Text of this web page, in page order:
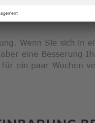
Wenn Sie sich in
eine Besserung
ein paar Wochen